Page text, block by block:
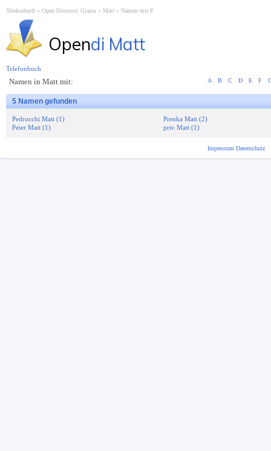
Telefonbuch Open Directory Glarus Matt Namen mit P
Opendi Matt
Namen in Matt mit: A B C D E F
5 Namen gefunden
Pedrocchi Matt (1)
Peier Matt (1)
Prenka Matt (2)
priv Matt (1)
Telefonbuch
Impressum Datenschutz